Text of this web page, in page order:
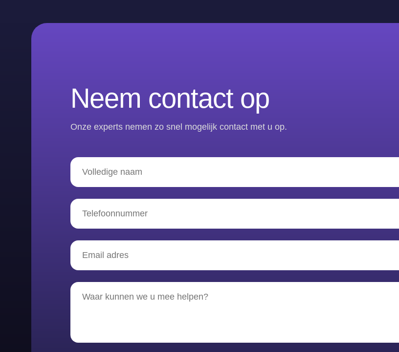
Neem contact op
Onze experts nemen zo snel mogelijk contact met u op.